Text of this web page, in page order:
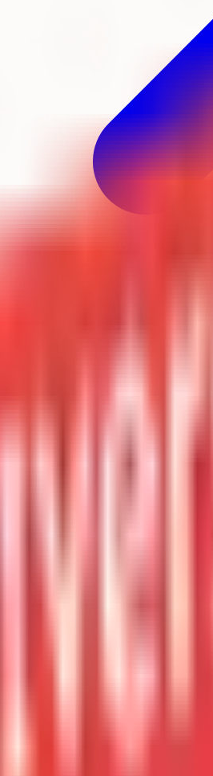
- Economie et gestion -
et gestion -
international LEA à
étrangères. Le programme
des modules de traduction
et à des espaces
à des partenariats
ou anglophone. Cette